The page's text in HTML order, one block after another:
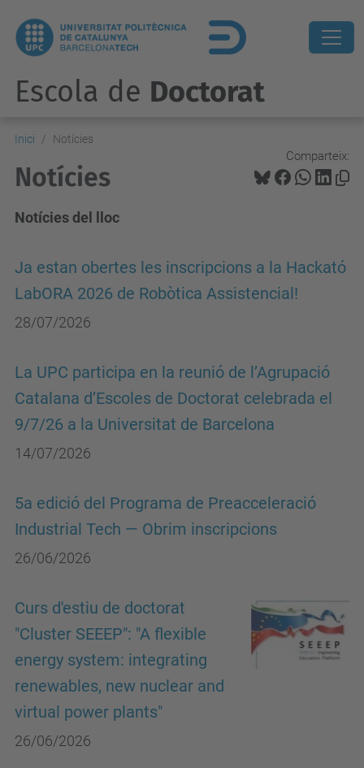
Escola de Doctorat
Inici Notícies
Comparteix:
Notícies
Notícies del lloc
Ja estan obertes les inscripcions a la Hackató
LabORA 2026 de Robòtica Assistencial!
28/07/2026
La UPC participa en la reunió de l’Agrupació
Catalana d’Escoles de Doctorat celebrada el
9/7/26 a la Universitat de Barcelona
14/07/2026
5a edició del Programa de Preacceleració
Industrial Tech — Obrim inscripcions
26/06/2026
Curs d'estiu de doctorat
"Cluster SEEEP": "A flexible
energy system: integrating
renewables, new nuclear and
virtual power plants"
26/06/2026